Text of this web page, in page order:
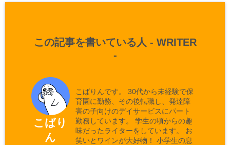
この記事を書いている人 - WRITER
-
こばり
ん
こばりんです。 30代から未経験で保
育園に勤務、その後転職し、発達障
害の子向けのデイサービスにパート
勤務しています。 学生の頃からの趣
味だったライターをしています。 お
笑いとワインが大好物！ 小学生の息